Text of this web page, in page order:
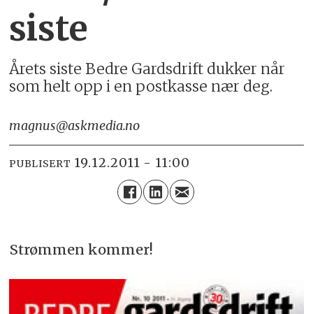
siste
Årets siste Bedre Gardsdrift dukker når
som helt opp i en postkasse nær deg.
magnus@askmedia.no
PUBLISERT 19.12.2011 - 11:00
Strømmen kommer!